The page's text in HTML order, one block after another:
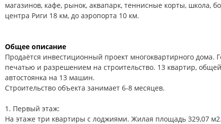
магазинов, кафе, рынок, аквапарк, теннисные корты, школа,
центра Риги 18 км, до аэропорта 10 км.
Общее описание
Продаётся инвестиционный проект многоквартирного дома.
печатью и разрешением на строительство. 13 квартир,
автостоянка на 13 машин.
Строительство объекта занимает 6-8 месяцев.
1. Первый этаж:
На этаже три квартиры с лоджиями. Жилая площадь 329,07